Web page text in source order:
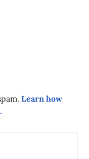
Learn how